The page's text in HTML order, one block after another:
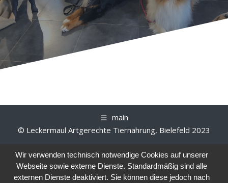
main
© Leckermaul Artgerechte Tiernahrung, Bielefeld 2023
Wir verwenden technisch notwendige Cookies auf unserer
Webseite sowie externe Dienste. Standardmäßig sind alle
externen Dienste deaktiviert. Sie können diese jedoch nach